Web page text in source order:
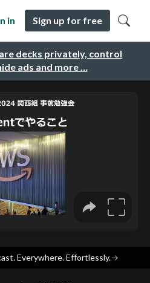
decks privately, control
ads and more …
in Sign up for free
Everywhere. Effortlessly.→